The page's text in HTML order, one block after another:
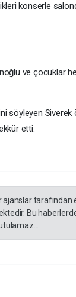
konserle
ve çocuklar
söyleyen Siverek
etti.
ajanslar tarafından
Bu